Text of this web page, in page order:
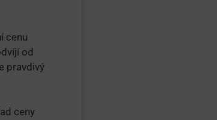
cenu
od
pravdivý
ceny